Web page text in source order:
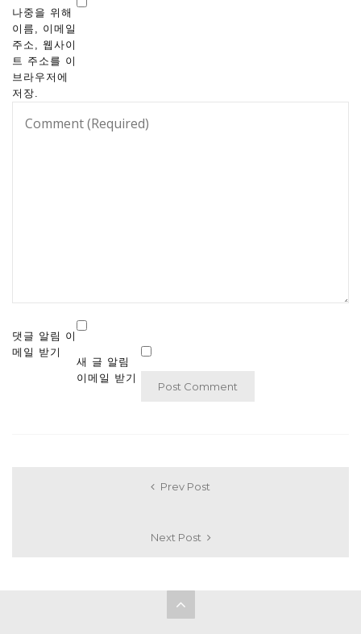
나중을 위해
이름, 이메일
주소, 웹사이
트 주소를 이
브라우저에
저장.
댓글 알림 이
메일 받기
새 글 알림
이메일 받기
Prev Post
Next Post